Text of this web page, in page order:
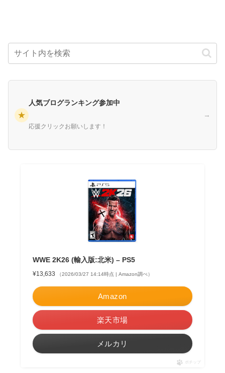
★
人気ブログランキング参加中
応援クリックお願いします！
→
WWE 2K26 (輸入版:北米) – PS5
¥13,633 （2026/03/27 14:14時点 | Amazon調べ）
Amazon
楽天市場
メルカリ
ポチップ